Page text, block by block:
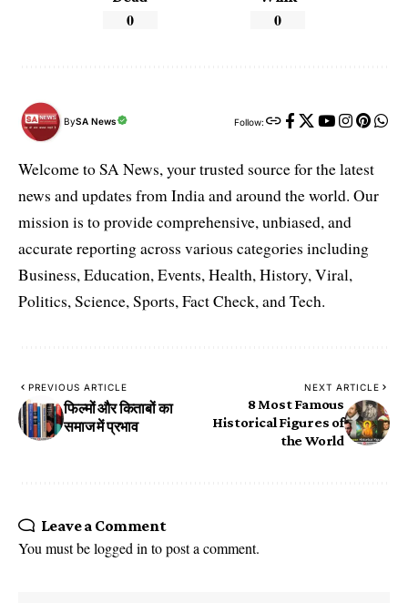
0 0
BySA News Follow:
Welcome to SA News, your trusted source for the latest
news and updates from India and around the world. Our
mission is to provide comprehensive, unbiased, and
accurate reporting across various categories including
Business, Education, Events, Health, History, Viral,
Politics, Science, Sports, Fact Check, and Tech.
PREVIOUS ARTICLE
फिल्मों और किताबों का
समाज में प्रभाव
NEXT ARTICLE
8 Most Famous
Historical Figures of
the World
Leave a Comment
You must belogged in to post a comment.